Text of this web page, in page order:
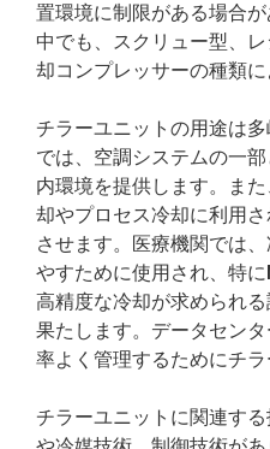
置環境に制限がある場合
中でも、スクリュー型、
却コンプレッサーの種類に
チラーユニットの用途は
では、空調システムの一
内環境を提供します。ま
却やプロセス冷却に利用
させます。医療機関では
やすために使用され、特
高精度な冷却が求められ
果たします。データセン
率よく管理するためにチラ
チラーユニットに関連す